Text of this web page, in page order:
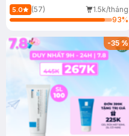
Dầu 500ml
5.0 (57)
1.5k/tháng
93%
-35%